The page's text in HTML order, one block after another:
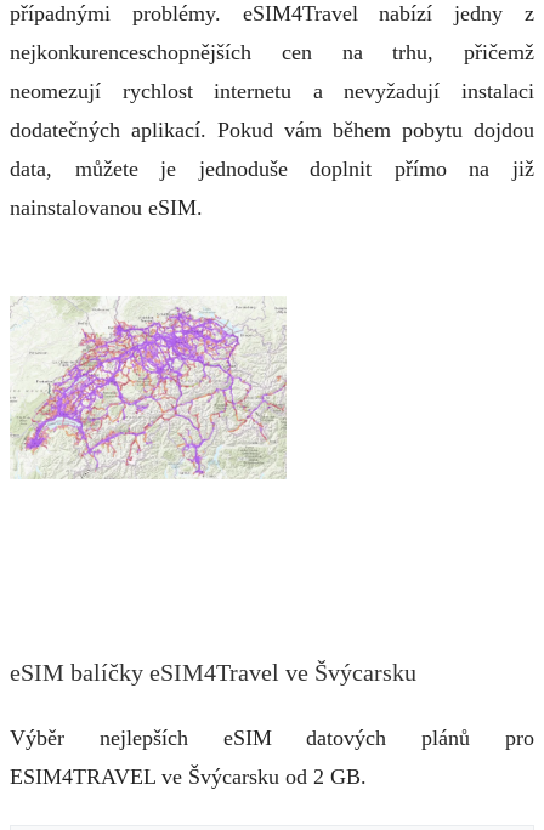
případnými problémy. eSIM4Travel nabízí jedny z
nejkonkurenceschopnějších cen na trhu, přičemž
neomezují rychlost internetu a nevyžadují instalaci
dodatečných aplikací. Pokud vám během pobytu dojdou
data, můžete je jednoduše doplnit přímo na již
nainstalovanou eSIM.
eSIM balíčky eSIM4Travel ve Švýcarsku
Výběr nejlepších eSIM datových plánů pro
ESIM4TRAVEL ve Švýcarsku od 2 GB.